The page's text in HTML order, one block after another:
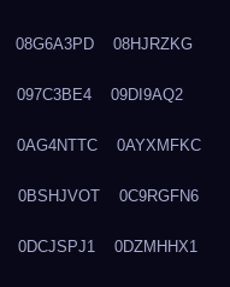
08G6A3PD 08HJRZKG
097C3BE4 09DI9AQ2
0AG4NTTC 0AYXMFKC
0BSHJVOT 0C9RGFN6
0DCJSPJ1 0DZMHHX1